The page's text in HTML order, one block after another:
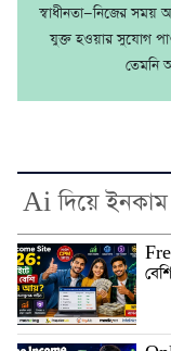
স্বাধীনতা—নিজের সময়
যুক্ত হওয়ার সুযোগ
তেমনি
Ai দিয়ে